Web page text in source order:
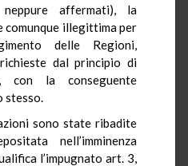
affermati), la
illegittima per
delle Regioni,
dal principio di
con la conseguente
stesso.
sono state ribadite
nell’imminenza
l’impugnato art. 3,